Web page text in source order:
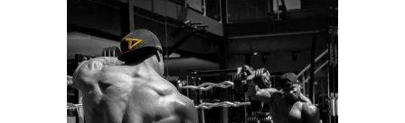
Коктейль для костей
Безалкогольные
коктейли